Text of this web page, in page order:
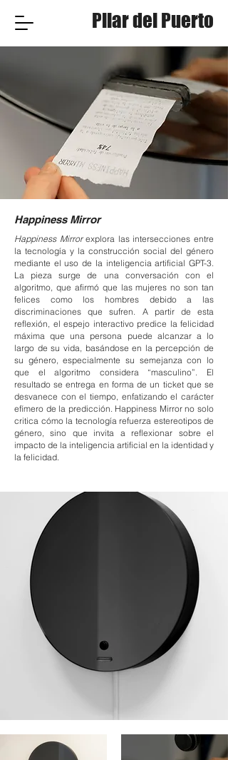
Pilar del Puerto
Happiness Mirror
Happiness Mirrorexplora las intersecciones entre
la tecnología y la construcción social del género
mediante el uso de la inteligencia artificial GPT-3.
La pieza surge de una conversación con el
algoritmo, que afirmó que las mujeres no son tan
felices como los hombres debido a las
discriminaciones que sufren. A partir de esta
reflexión, el espejo interactivo predice la felicidad
máxima que una persona puede alcanzar a lo
largo de su vida, basándose en la percepción de
su género, especialmente su semejanza con lo
que el algoritmo considera “masculino”. El
resultado se entrega en forma de un ticket que se
desvanece con el tiempo, enfatizando el carácter
efímero de la predicción. Happiness Mirror no solo
critica cómo la tecnología refuerza estereotipos de
género, sino que invita a reflexionar sobre el
impacto de la inteligencia artificial en la identidad y
la felicidad.